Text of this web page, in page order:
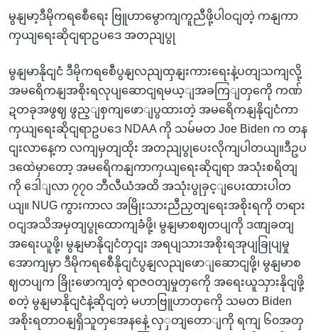
မွနျမာ့ဒီမိုကရစေီရေး ဗြူဟာမွောကျကူညီဖို့ပါဝငျတဲ့ ကနျကာ
ကှယျရေးဆိုငျရာဥပဒေ အတညျပွု
မွနျမာနိုငျငံ ဒီမိုကရစေီပွနျလညျထှနျးကားရေးနဲ့ပတျသကျလို့
အမရေိကနျအစိုးရလုပျဆောငျရမယ့ျအခကြျတှကေို ကဏ်
ဍတခုအဖွဈ ဖွည့ျစှကျဖောျပွထားတဲ့ အမရေိကနျနိုငျငံကာ
ကှယျရေးဆိုငျရာဥပဒေ NDAA ကို သမ်မတ Joe Biden က တန
ငျးလာနေ့က လကျမှတျထိုး အတညျပွုပေးလိုကျပါတယျ။ဒီဥပ
ဒထေဲမှာတော့ အမရေိကနျကာကှယျရေးဆိုငျရာ အသုံးစရိတျ
ကို ဒေါျလာ ၇၇၀ ဘီလီယံအထိ အသုံးပွုခှင့ျပေးထားပါတ
ယျ။ NUG ကွားကာလ အမြိုးသားညီညှတျရေးအစိုးရကို တရား
ဝငျအသိအမှတျပွုထောကျခံဖို့၊ မွနျမာစဈတပျကို ဒဏျခတျ
အရေးယူဖို့၊ မွနျမာနိုငျငံတှငျး အရပျသားအစိုးရအုပျခြုပျမှု
အောကျမှာ ဒီမိုကရစေီနိုငျငံပွနျလညျဖောျဆောငျဖို့၊ မွနျမာစ
ဈတပျက ခြိုးဖောကျတဲ့ ရာဇဝတျမှုတှကေို အရေးယူသှားနိုငျဖို့
စတဲ့ မွနျမာနိုငျငံနဲ့ဆိုငျတဲ့ မဟာဗြူဟာတှကေို သမတ Biden
အစိုးရတာဝနျရှိသူတှအေနနေဲ့ လှှတျတောျကို ရကျ ၆၀အတှ